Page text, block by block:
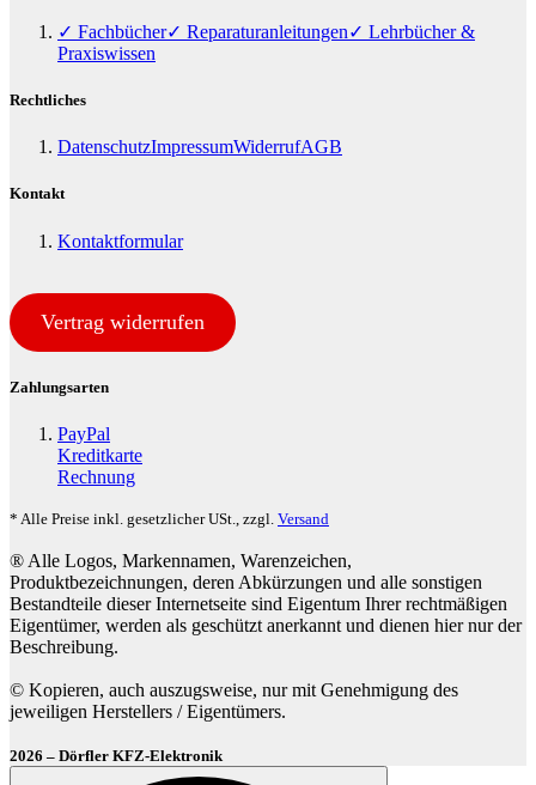
✓ Fachbücher✓ Reparaturanleitungen✓ Lehrbücher &
Praxiswissen
Rechtliches
DatenschutzImpressumWiderrufAGB
Kontakt
Kontaktformular
Vertrag widerrufen
Zahlungsarten
PayPal
Kreditkarte
Rechnung
* Alle Preise inkl. gesetzlicher USt., zzgl. Versand
® Alle Logos, Markennamen, Warenzeichen,
Produktbezeichnungen, deren Abkürzungen und alle sonstigen
Bestandteile dieser Internetseite sind Eigentum Ihrer rechtmäßigen
Eigentümer, werden als geschützt anerkannt und dienen hier nur der
Beschreibung.
© Kopieren, auch auszugsweise, nur mit Genehmigung des
jeweiligen Herstellers / Eigentümers.
2026 – Dörfler KFZ-Elektronik